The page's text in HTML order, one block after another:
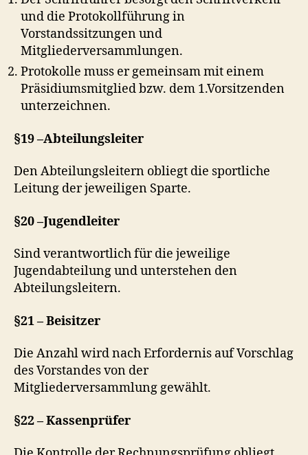
und die Protokollführung in
Vorstandssitzungen und
Mitgliederversammlungen.
Protokolle muss er gemeinsam mit einem
Präsidiumsmitglied bzw. dem 1.Vorsitzenden
unterzeichnen.
§19 –Abteilungsleiter
Den Abteilungsleitern obliegt die sportliche
Leitung der jeweiligen Sparte.
§20 –Jugendleiter
Sind verantwortlich für die jeweilige
Jugendabteilung und unterstehen den
Abteilungsleitern.
§21 – Beisitzer
Die Anzahl wird nach Erfordernis auf Vorschlag
des Vorstandes von der
Mitgliederversammlung gewählt.
§22 – Kassenprüfer